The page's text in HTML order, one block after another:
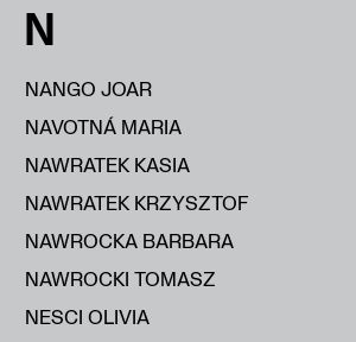
N
NANGO JOAR
NAVOTNÁ MARIA
NAWRATEK KASIA
NAWRATEK KRZYSZTOF
NAWROCKA BARBARA
NAWROCKI TOMASZ
NESCI OLIVIA